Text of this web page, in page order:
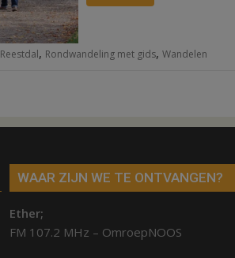
Reestdal, Rondwandeling met gids, Wandelen
WAAR ZIJN WE TE ONTVANGEN?
Ether;
FM 107.2 MHz – OmroepNOOS